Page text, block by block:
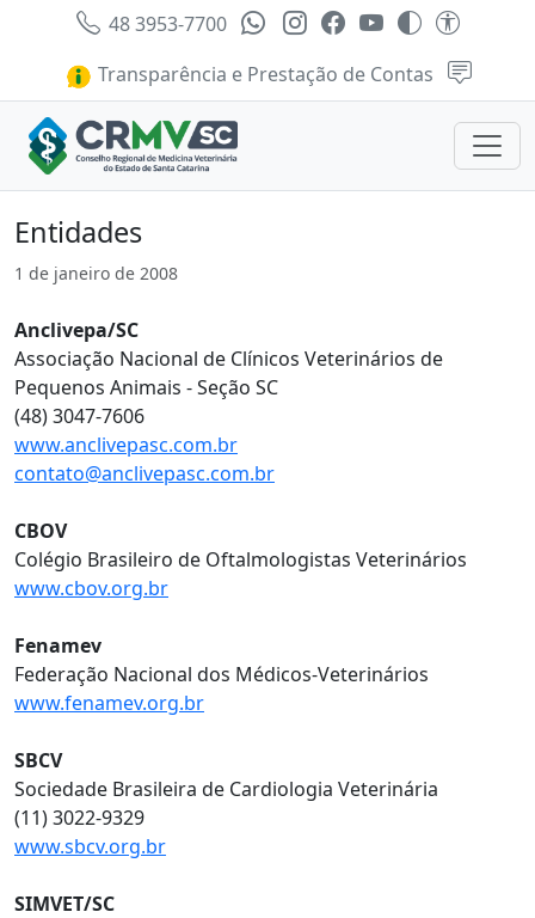
48 3953-7700
Transparência e Prestação de Contas
Entidades
1 de janeiro de 2008
Anclivepa/SC
Associação Nacional de Clínicos Veterinários de
Pequenos Animais - Seção SC
(48) 3047-7606
www.anclivepasc.com.br
contato@anclivepasc.com.br
CBOV
Colégio Brasileiro de Oftalmologistas Veterinários
www.cbov.org.br
Fenamev
Federação Nacional dos Médicos-Veterinários
www.fenamev.org.br
SBCV
Sociedade Brasileira de Cardiologia Veterinária
(11) 3022-9329
www.sbcv.org.br
SIMVET/SC